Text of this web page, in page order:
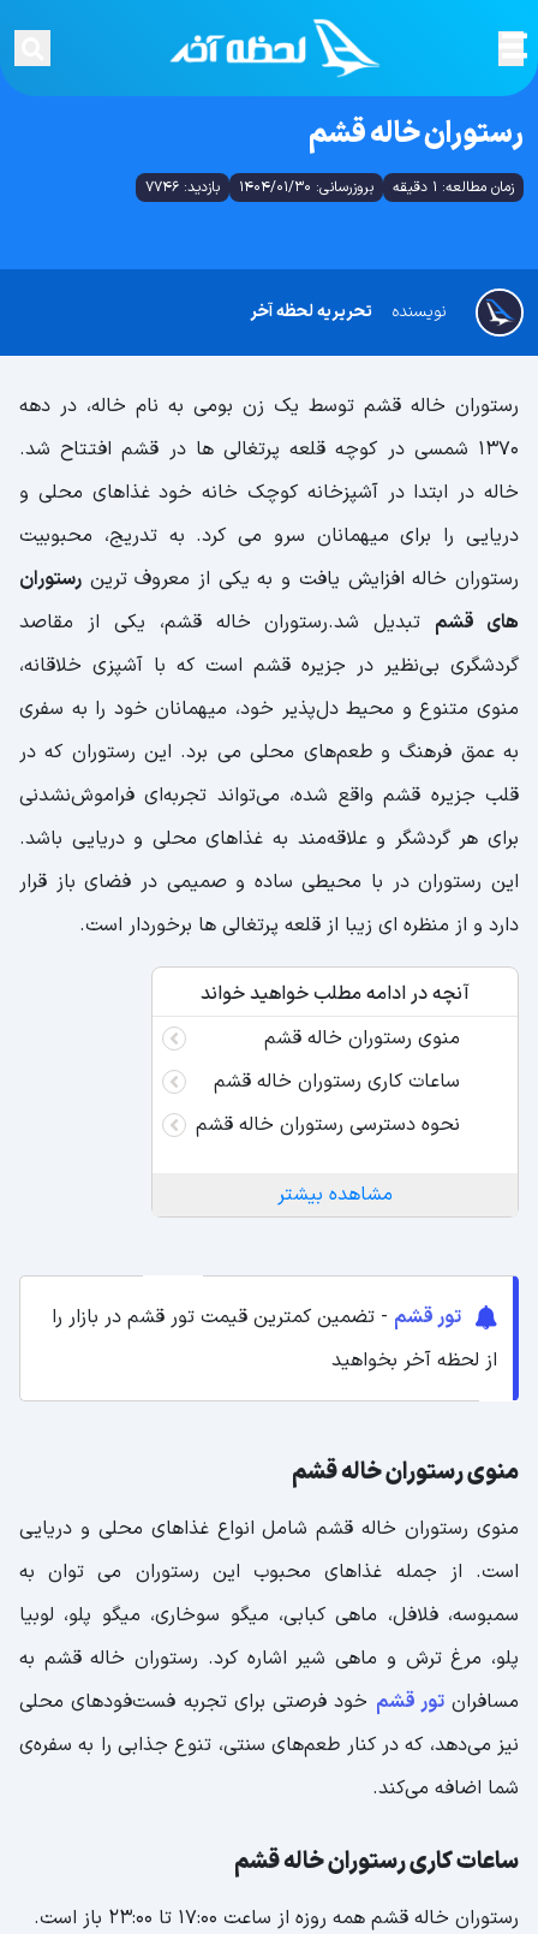
رستوران خاله قشم
زمان مطالعه: 1 دقیقه بروزرسانی: 1404/01/30 بازدید: 7746
تحریریه لحظه آخر نویسنده
رستوران خاله قشم توسط یک زن بومی به نام خاله، در دهه
1370 شمسی در کوچه قلعه پرتغالی ها در قشم افتتاح شد.
خاله در ابتدا در آشپزخانه کوچک خانه خود غذاهای محلی و
دریایی را برای میهمانان سرو می کرد. به تدریج، محبوبیت
رستوران خاله افزایش یافت و به یکی از معروف ترین رستوران
های قشم تبدیل شد.رستوران خاله قشم، یکی از مقاصد
گردشگری بی‌نظیر در جزیره قشم است که با آشپزی خلاقانه،
منوی متنوع و محیط دل‌پذیر خود، میهمانان خود را به سفری
به عمق فرهنگ و طعم‌های محلی می برد. این رستوران که در
قلب جزیره قشم واقع شده، می‌تواند تجربه‌ای فراموش‌نشدنی
برای هر گردشگر و علاقه‌مند به غذاهای محلی و دریایی باشد.
این رستوران در با محیطی ساده و صمیمی در فضای باز قرار
دارد و از منظره ای زیبا از قلعه پرتغالی ها برخوردار است.
آنچه در ادامه مطلب خواهید خواند
منوی رستوران خاله قشم
ساعات کاری رستوران خاله قشم
نحوه دسترسی رستوران خاله قشم
مشاهده بیشتر
تور قشم - تضمین کمترین قیمت تور قشم در بازار را
از لحظه آخر بخواهید
منوی رستوران خاله قشم
منوی رستوران خاله قشم شامل انواع غذاهای محلی و دریایی
است. از جمله غذاهای محبوب این رستوران می توان به
سمبوسه، فلافل، ماهی کبابی، میگو سوخاری، میگو پلو، لوبیا
پلو، مرغ ترش و ماهی شیر اشاره کرد. رستوران خاله قشم به
مسافرانتور قشم خود فرصتی برای تجربه فست‌فود‌های محلی
نیز می‌دهد، که در کنار طعم‌های سنتی، تنوع جذابی را به سفره‌ی
شما اضافه می‌کند.
ساعات کاری رستوران خاله قشم
رستوران خاله قشم همه روزه از ساعت 17:00 تا 23:00 باز است.